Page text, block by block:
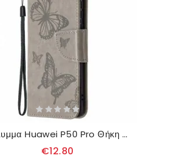
Κάλυμμα Huawei P50 Pro Θήκη Flip Πεταλούδες Και Λοξό Πτερύγιο
€12.80